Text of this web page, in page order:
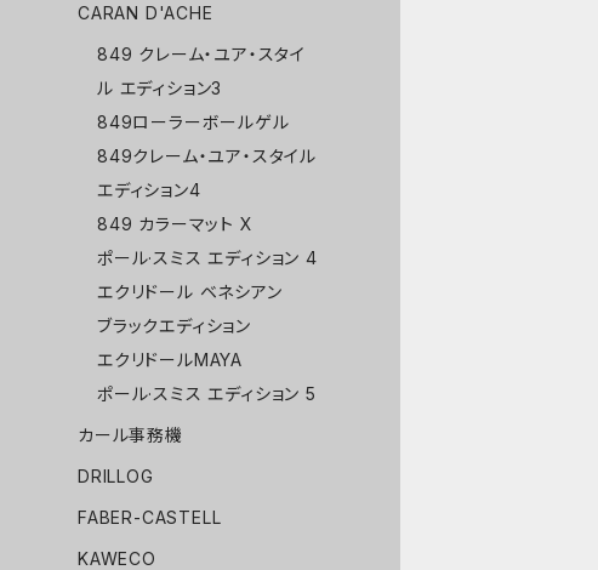
CARAN D'ACHE
849 クレーム・ユア・スタイ
ル エディション3
849ローラーボールゲル
849クレーム・ユア・スタイル
エディション4
849 カラーマット X
ポール·スミス エディション 4
エクリドール ベネシアン
ブラックエディション
エクリドールMAYA
ポール·スミス エディション 5
カール事務機
DRILLOG
FABER-CASTELL
KAWECO